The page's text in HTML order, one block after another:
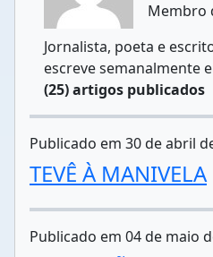
Membro
Jornalista, poeta e
escreve semanalmente
(25) artigos publicados
Publicado em 30 de abril
TEVÊ À MANIVELA
Publicado em 04 de maio